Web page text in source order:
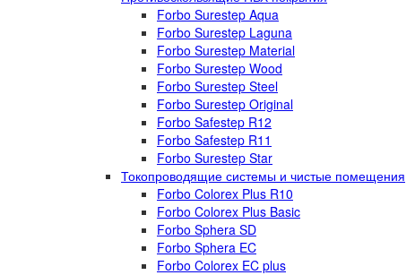
Forbo Surestep Aqua
Forbo Surestep Laguna
Forbo Surestep Material
Forbo Surestep Wood
Forbo Surestep Steel
Forbo Surestep Original
Forbo Safestep R12
Forbo Safestep R11
Forbo Surestep Star
Токопроводящие системы и чистые помещения
Forbo Colorex Plus R10
Forbo Colorex Plus Basic
Forbo Sphera SD
Forbo Sphera EC
Forbo Colorex EC plus